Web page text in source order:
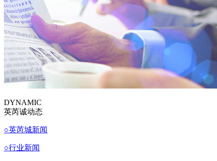
DYNAMIC
英芮诚动态
○英芮城新闻
○行业新闻